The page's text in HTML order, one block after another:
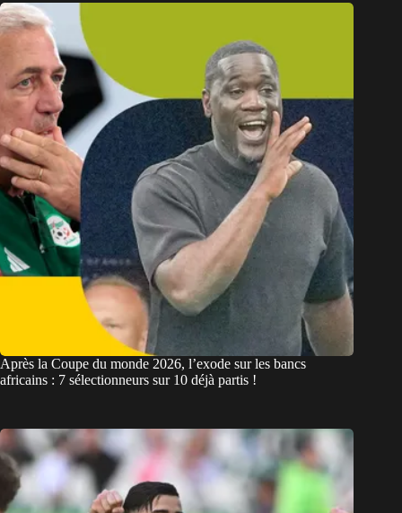
Après la Coupe du monde 2026, l’exode sur les bancs
africains : 7 sélectionneurs sur 10 déjà partis !